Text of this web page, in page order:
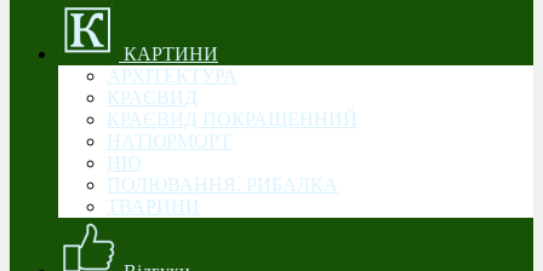
КАРТИНИ
АРХІТЕКТУРА
КРАЄВИД
КРАЄВИД ПОКРАЩЕННИЙ
НАТЮРМОРТ
НЮ
ПОЛЮВАННЯ. РИБАЛКА
ТВАРИНИ